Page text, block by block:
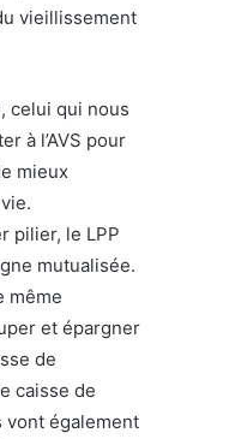
vieillissement
, celui qui nous
à l’AVS pour
mieux
pilier, le LPP
mutualisée.
même
et épargner
de
caisse de
vont également